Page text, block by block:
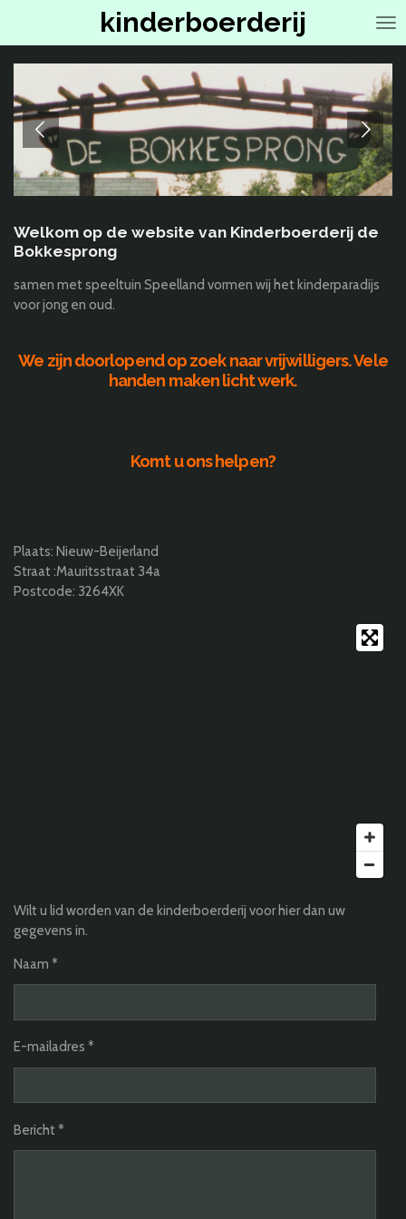
hoofdinhoud
kinderboerderij
Welkom op de website van Kinderboerderij de
Bokkesprong
samen met speeltuin Speelland vormen wij het kinderparadijs
voor jong en oud.
We zijn doorlopend op zoek naar vrijwilligers. Vele
handen maken licht werk.
Komt u ons helpen?
Plaats: Nieuw-Beijerland
Straat :Mauritsstraat 34a
Postcode: 3264XK
Wilt u lid worden van de kinderboerderij voor hier dan uw
gegevens in.
Naam *
E-mailadres *
Bericht *